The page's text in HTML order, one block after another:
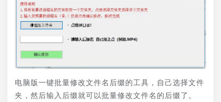
电脑版一键批量修改文件名后缀的工具，自己选择文件
夹，然后输入后缀就可以批量修改文件名的后缀了。